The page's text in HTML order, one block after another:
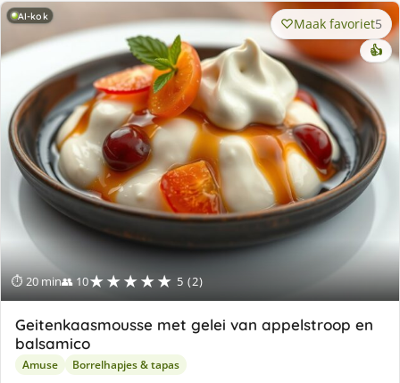
AI-kok
⏱ 20 min👥 10★★★★★ 5 (2)
Maak favoriet5
👍
Geitenkaasmousse met gelei van appelstroop en
balsamico
Amuse Borrelhapjes & tapas